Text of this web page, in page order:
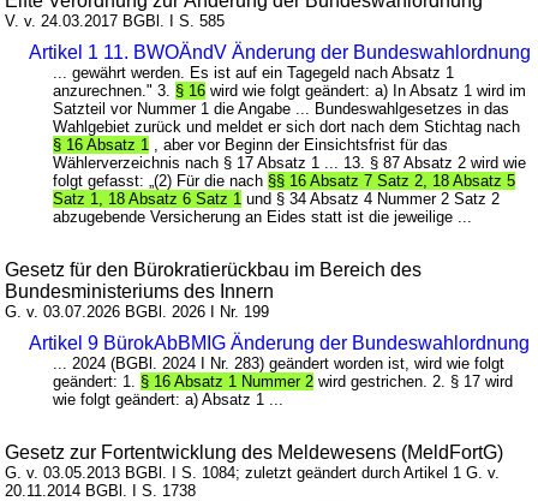
V. v. 24.03.2017 BGBl. I S. 585
Artikel 1 11. BWOÄndV Änderung der Bundeswahlordnung
... gewährt werden. Es ist auf ein Tagegeld nach Absatz 1
anzurechnen." 3. § 16 wird wie folgt geändert: a) In Absatz 1 wird im
Satzteil vor Nummer 1 die Angabe ... Bundeswahlgesetzes in das
Wahlgebiet zurück und meldet er sich dort nach dem Stichtag nach
§ 16 Absatz 1
, aber vor Beginn der Einsichtsfrist für das
Wählerverzeichnis nach § 17 Absatz 1 ... 13. § 87 Absatz 2 wird wie
folgt gefasst: „(2) Für die nach §§ 16 Absatz 7 Satz 2, 18 Absatz 5
Satz 1, 18 Absatz 6 Satz 1 und § 34 Absatz 4 Nummer 2 Satz 2
abzugebende Versicherung an Eides statt ist die jeweilige ...
Gesetz für den Bürokratierückbau im Bereich des
Bundesministeriums des Innern
G. v. 03.07.2026 BGBl. 2026 I Nr. 199
Artikel 9 BürokAbBMIG Änderung der Bundeswahlordnung
... 2024 (BGBl. 2024 I Nr. 283) geändert worden ist, wird wie folgt
geändert: 1. § 16 Absatz 1 Nummer 2 wird gestrichen. 2. § 17 wird
wie folgt geändert: a) Absatz 1 ...
Gesetz zur Fortentwicklung des Meldewesens (MeldFortG)
G. v. 03.05.2013 BGBl. I S. 1084; zuletzt geändert durch Artikel 1 G. v.
20.11.2014 BGBl. I S. 1738